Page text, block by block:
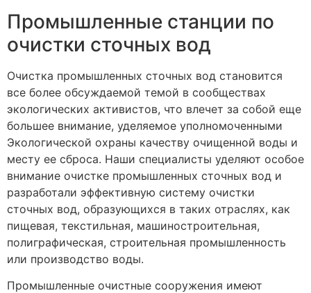
Промышленные станции по
очистки сточных вод
Очистка промышленных сточных вод становится
все более обсуждаемой темой в сообществах
экологических активистов, что влечет за собой еще
большее внимание, уделяемое уполномоченными
Экологической охраны качеству очищенной воды и
месту ее сброса. Наши специалисты уделяют особое
внимание очистке промышленных сточных вод и
разработали эффективную систему очистки
сточных вод, образующихся в таких отраслях, как
пищевая, текстильная, машиностроительная,
полиграфическая, строительная промышленность
или производство воды.
Промышленные очистные сооружения имеют